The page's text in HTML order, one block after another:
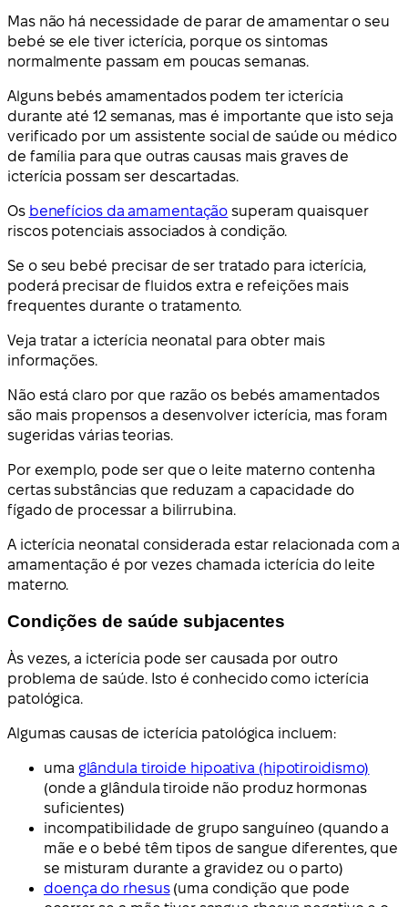
Mas não há necessidade de parar de amamentar o seu
bebé se ele tiver icterícia, porque os sintomas
normalmente passam em poucas semanas.
Alguns bebés amamentados podem ter icterícia
durante até 12 semanas, mas é importante que isto seja
verificado por um assistente social de saúde ou médico
de família para que outras causas mais graves de
icterícia possam ser descartadas.
Os benefícios da amamentação superam quaisquer
riscos potenciais associados à condição.
Se o seu bebé precisar de ser tratado para icterícia,
poderá precisar de fluidos extra e refeições mais
frequentes durante o tratamento.
Veja tratar a icterícia neonatal para obter mais
informações.
Não está claro por que razão os bebés amamentados
são mais propensos a desenvolver icterícia, mas foram
sugeridas várias teorias.
Por exemplo, pode ser que o leite materno contenha
certas substâncias que reduzam a capacidade do
fígado de processar a bilirrubina.
A icterícia neonatal considerada estar relacionada com a
amamentação é por vezes chamada icterícia do leite
materno.
Condições de saúde subjacentes
Às vezes, a icterícia pode ser causada por outro
problema de saúde. Isto é conhecido como icterícia
patológica.
Algumas causas de icterícia patológica incluem:
uma glândula tiroide hipoativa (hipotiroidismo)
(onde a glândula tiroide não produz hormonas
suficientes)
incompatibilidade de grupo sanguíneo (quando a
mãe e o bebé têm tipos de sangue diferentes, que
se misturam durante a gravidez ou o parto)
doença do rhesus(uma condição que pode